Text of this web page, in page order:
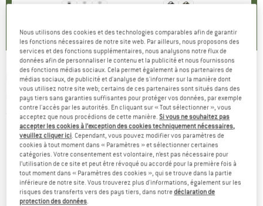
ULVANG -Link Thin Crew Sock 2-Pack -
Chaussettes multifonctions
(0)
Nous utilisons des cookies et des technologies comparables afin de garantir
les fonctions nécessaires de notre site web. Par ailleurs, nous proposons des
services et des fonctions supplémentaires, nous analysons notre flux de
données afin de personnaliser le contenu et la publicité et nous fournissons
des fonctions médias sociaux. Cela permet également à nos partenaires de
médias sociaux, de publicité et d'analyse de s'informer sur la manière dont
vous utilisez notre site web; certains de ces partenaires sont situés dans des
pays tiers sans garanties suffisantes pour protéger vos données, par exemple
contre l'accès par les autorités. En cliquant sur « Tout sélectionner », vous
acceptez que nous procédions de cette manière.Si vous ne souhaitez pas
accepter les cookies à l’exception des cookies techniquement nécessaires,
veuillez cliquer ici. Cependant, vous pouvez modifier vos paramètres de
cookies à tout moment dans « Paramètres » et sélectionner certaines
catégories. Votre consentement est volontaire, n’est pas nécessaire pour
l’utilisation de ce site et peut être révoqué ou accordé pour la première fois à
tout moment dans « Paramètres des cookies », qui se trouve dans la partie
inférieure de notre site. Vous trouverez plus d'informations, également sur les
risques des transferts vers des pays tiers, dans notredéclaration de
protection des données.